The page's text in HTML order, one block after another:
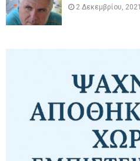
2 Δεκεμβρίου, 2021